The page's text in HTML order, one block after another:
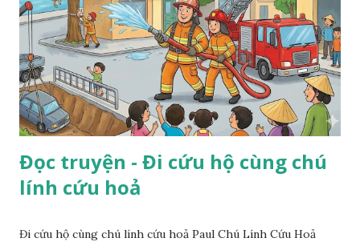
Đọc truyện - Đi cứu hộ cùng chú
lính cứu hoả
Đi cứu hộ cùng chú lính cứu hoả Paul Chú Lính Cứu Hoả